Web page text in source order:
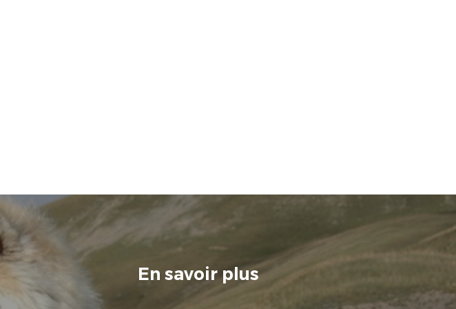
En savoir plus